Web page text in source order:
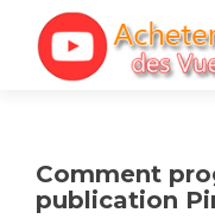
Comment
publication